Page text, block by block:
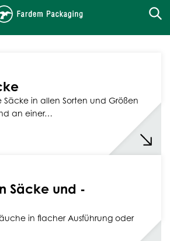
Säcke in allen Sorten und Größen
an einer…
Säcke und -
in flacher Ausführung oder